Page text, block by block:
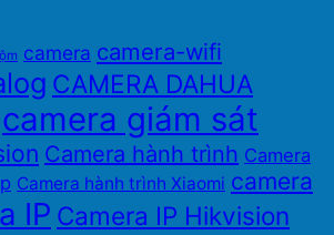
camera camera-wifi
CAMERA DAHUA
camera giám sát
Camera hành trình Camera
Camera hành trình Xiaomi camera
IP Camera IP Hikvision